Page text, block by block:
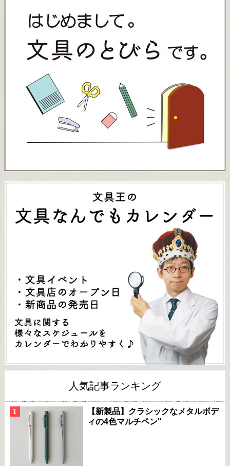
人気記事ランキング
【新製品】クラシックなメタルボデ
ィの4色マルチペン"